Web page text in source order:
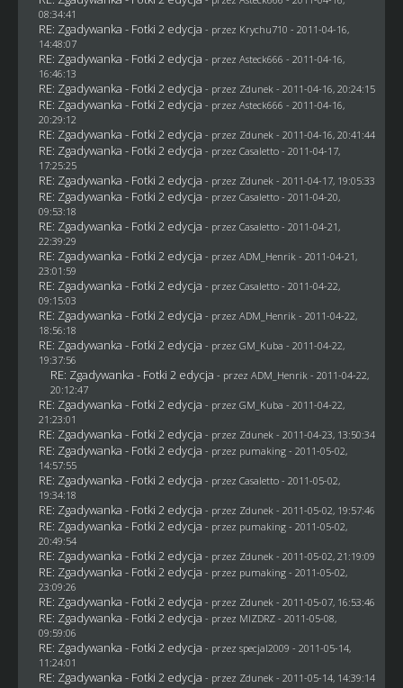
08:34:41
RE: Zgadywanka - Fotki 2 edycja - przez Krychu710 - 2011-04-16,
14:48:07
RE: Zgadywanka - Fotki 2 edycja - przez Asteck666 - 2011-04-16,
16:46:13
RE: Zgadywanka - Fotki 2 edycja - przez Zdunek - 2011-04-16, 20:24:15
RE: Zgadywanka - Fotki 2 edycja - przez Asteck666 - 2011-04-16,
20:29:12
RE: Zgadywanka - Fotki 2 edycja - przez Zdunek - 2011-04-16, 20:41:44
RE: Zgadywanka - Fotki 2 edycja - przez Casaletto- 2011-04-17,
17:25:25
RE: Zgadywanka - Fotki 2 edycja - przez Zdunek - 2011-04-17, 19:05:33
RE: Zgadywanka - Fotki 2 edycja - przez Casaletto- 2011-04-20,
09:53:18
RE: Zgadywanka - Fotki 2 edycja - przez Casaletto- 2011-04-21,
22:39:29
RE: Zgadywanka - Fotki 2 edycja - przez ADM_Henrik - 2011-04-21,
23:01:59
RE: Zgadywanka - Fotki 2 edycja - przez Casaletto- 2011-04-22,
09:15:03
RE: Zgadywanka - Fotki 2 edycja - przez ADM_Henrik - 2011-04-22,
18:56:18
RE: Zgadywanka - Fotki 2 edycja - przez GM_Kuba - 2011-04-22,
19:37:56
RE: Zgadywanka - Fotki 2 edycja - przez ADM_Henrik - 2011-04-22,
20:12:47
RE: Zgadywanka - Fotki 2 edycja - przez GM_Kuba - 2011-04-22,
21:23:01
RE: Zgadywanka - Fotki 2 edycja - przez Zdunek - 2011-04-23, 13:50:34
RE: Zgadywanka - Fotki 2 edycja - przez pumaking- 2011-05-02,
14:57:55
RE: Zgadywanka - Fotki 2 edycja - przez Casaletto- 2011-05-02,
19:34:18
RE: Zgadywanka - Fotki 2 edycja - przez Zdunek - 2011-05-02, 19:57:46
RE: Zgadywanka - Fotki 2 edycja - przez pumaking- 2011-05-02,
20:49:54
RE: Zgadywanka - Fotki 2 edycja - przez Zdunek - 2011-05-02, 21:19:09
RE: Zgadywanka - Fotki 2 edycja - przez pumaking- 2011-05-02,
23:09:26
RE: Zgadywanka - Fotki 2 edycja - przez Zdunek - 2011-05-07, 16:53:46
RE: Zgadywanka - Fotki 2 edycja - przez MIZDRZ- 2011-05-08,
09:59:06
RE: Zgadywanka - Fotki 2 edycja - przez specjal2009 - 2011-05-14,
11:24:01
RE: Zgadywanka - Fotki 2 edycja - przez Zdunek - 2011-05-14, 14:39:14